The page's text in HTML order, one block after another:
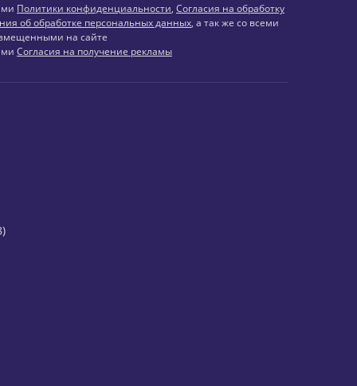
Политики конфиденциальности, Согласия на обработку
об обработке персональных данных, а так же со всеми
на сайте
Согласия на получение рекламы